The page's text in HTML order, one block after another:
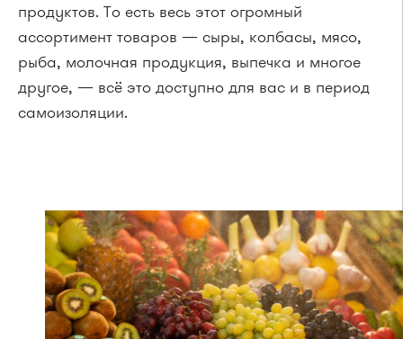
продуктов. То есть весь этот огромный
ассортимент товаров — сыры, колбасы, мясо,
рыба, молочная продукция, выпечка и многое
другое, — всё это доступно для вас и в период
самоизоляции.